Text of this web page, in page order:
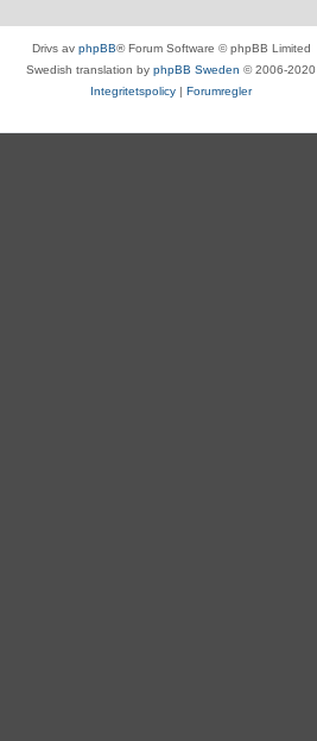
Drivs av phpBB® Forum Software © phpBB Limited
Swedish translation by phpBB Sweden © 2006-2020
Integritetspolicy | Forumregler